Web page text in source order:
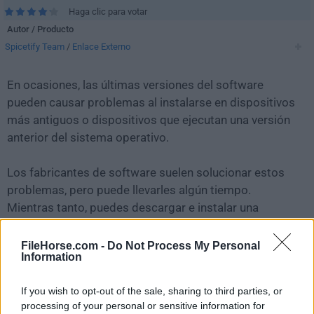
FileHorse.com - Do Not Process My Personal
Information
If you wish to opt-out of the sale, sharing to third parties, or
processing of your personal or sensitive information for
Haga clic para votar
Autor / Producto
Spicetify Team / Enlace Externo
En ocasiones, las últimas versiones del software
pueden causar problemas al instalarse en dispositivos
más antiguos o dispositivos que ejecutan una versión
anterior del sistema operativo.
Los fabricantes de software suelen solucionar estos
problemas, pero puede llevarles algún tiempo.
Mientras tanto, puedes descargar e instalar una
Para aquellos interesados en descargar la versión más
simplemente hazclic aquí.